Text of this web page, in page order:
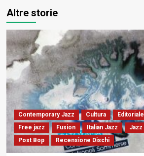
Altre storie
Contemporary Jazz Cultura Editoriale
Free jazz
Fusion Italian Jazz Jazz
Post Bop
Recensione Dischi